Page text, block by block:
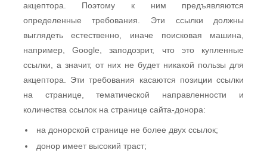
акцептора. Поэтому к ним предъявляются
определенные требования. Эти ссылки должны
выглядеть естественно, иначе поисковая машина,
например, Google, заподозрит, что это купленные
ссылки, а значит, от них не будет никакой пользы для
акцептора. Эти требования касаются позиции ссылки
на странице, тематической направленности и
количества ссылок на странице сайта-донора:
на донорской странице не более двух ссылок;
донор имеет высокий траст;